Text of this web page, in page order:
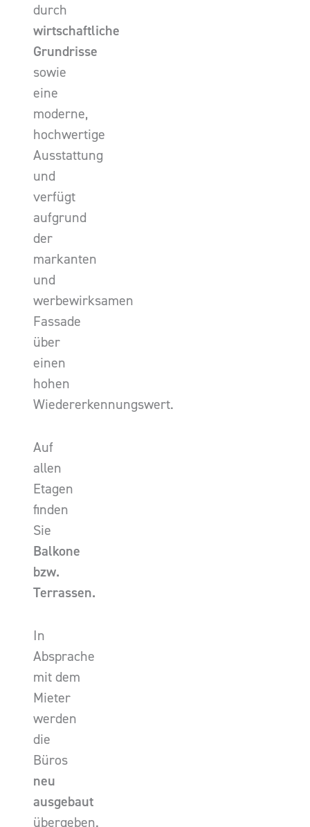
durch
wirtschaftliche
Grundrisse
sowie
eine
moderne,
hochwertige
Ausstattung
und
verfügt
aufgrund
der
markanten
und
werbewirksamen
Fassade
über
einen
hohen
Wiedererkennungswert.
Auf
allen
Etagen
finden
Sie
Balkone
bzw.
Terrassen.
In
Absprache
mit dem
Mieter
werden
die
Büros
neu
ausgebaut
übergeben.